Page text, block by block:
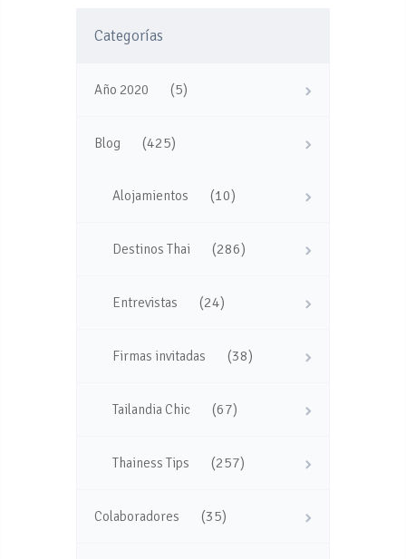
Categorías
Año 2020 (5)
Blog (425)
Alojamientos (10)
Destinos Thai (286)
Entrevistas (24)
Firmas invitadas (38)
Tailandia Chic (67)
Thainess Tips (257)
Colaboradores (35)